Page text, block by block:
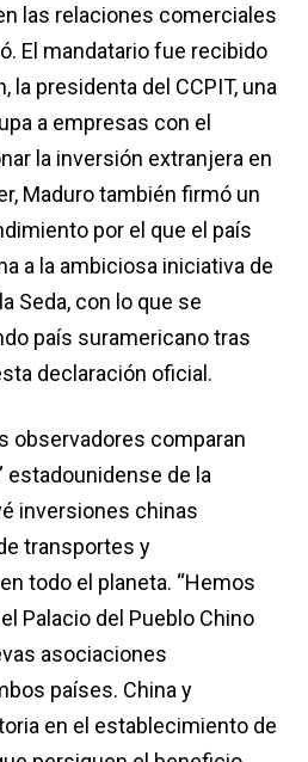
las relaciones comerciales
El mandatario fue recibido
la presidenta del CCPIT, una
a empresas con el
la inversión extranjera en
Maduro también firmó un
por el que el país
a la ambiciosa iniciativa de
Seda, con lo que se
país suramericano tras
declaración oficial.
observadores comparan
estadounidense de la
inversiones chinas
transportes y
todo el planeta. “Hemos
Palacio del Pueblo Chino
asociaciones
países. China y
en el establecimiento de